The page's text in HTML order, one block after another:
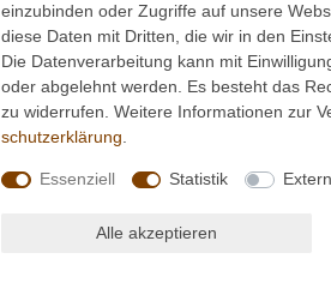
Bombastus Citronenöl
8,05 € *
10 Milliliter | 805,00 € /
einzubinden oder Zugriffe auf unsere
diese Daten mit Dritten, die wir in den
Die Datenverarbeitung kann mit
oder abgelehnt werden. Es besteht das
zu widerrufen. Weitere Informationen zur
schutz­erklärung
Essenziell Statistik
Alle akzeptieren